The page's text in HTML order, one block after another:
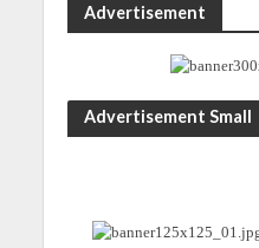
Advertisement
Advertisement Small